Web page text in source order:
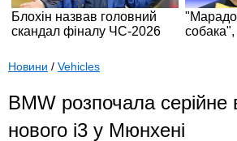
Новини / Vehicles
BMW розпочала серійне
нового i3 у Мюнхені